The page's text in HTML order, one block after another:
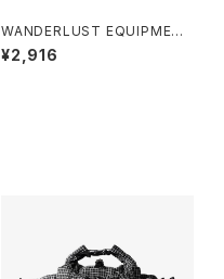
WANDERLUST EQUIPMENT
/ TRAIL ZIP WALLET Ⅱ （DY
N/BLACK×PURPLE）
¥2,916